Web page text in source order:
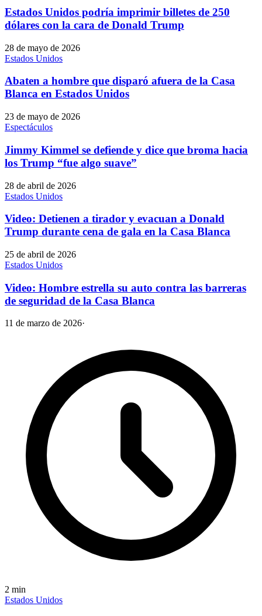
Estados Unidos podría imprimir billetes de 250
dólares con la cara de Donald Trump
28 de mayo de 2026
Estados Unidos
Abaten a hombre que disparó afuera de la Casa
Blanca en Estados Unidos
23 de mayo de 2026
Espectáculos
Jimmy Kimmel se defiende y dice que broma hacia
los Trump “fue algo suave”
28 de abril de 2026
Estados Unidos
Video: Detienen a tirador y evacuan a Donald
Trump durante cena de gala en la Casa Blanca
25 de abril de 2026
Estados Unidos
Video: Hombre estrella su auto contra las barreras
de seguridad de la Casa Blanca
11 de marzo de 2026·
2 min
Estados Unidos